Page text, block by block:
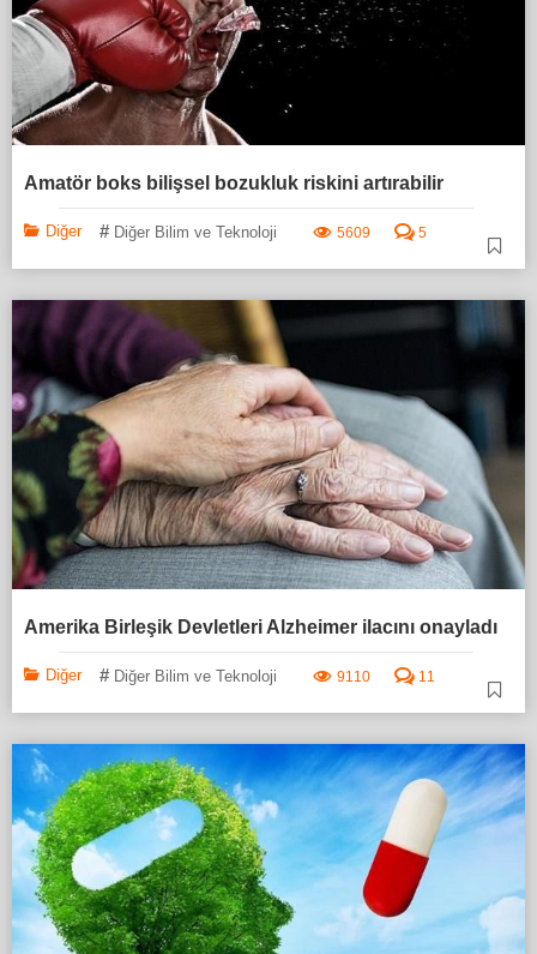
Amatör boks bilişsel bozukluk riskini artırabilir
Diğer # Diğer Bilim ve Teknoloji 5609 5
Amerika Birleşik Devletleri Alzheimer ilacını onayladı
Diğer # Diğer Bilim ve Teknoloji 9110 11